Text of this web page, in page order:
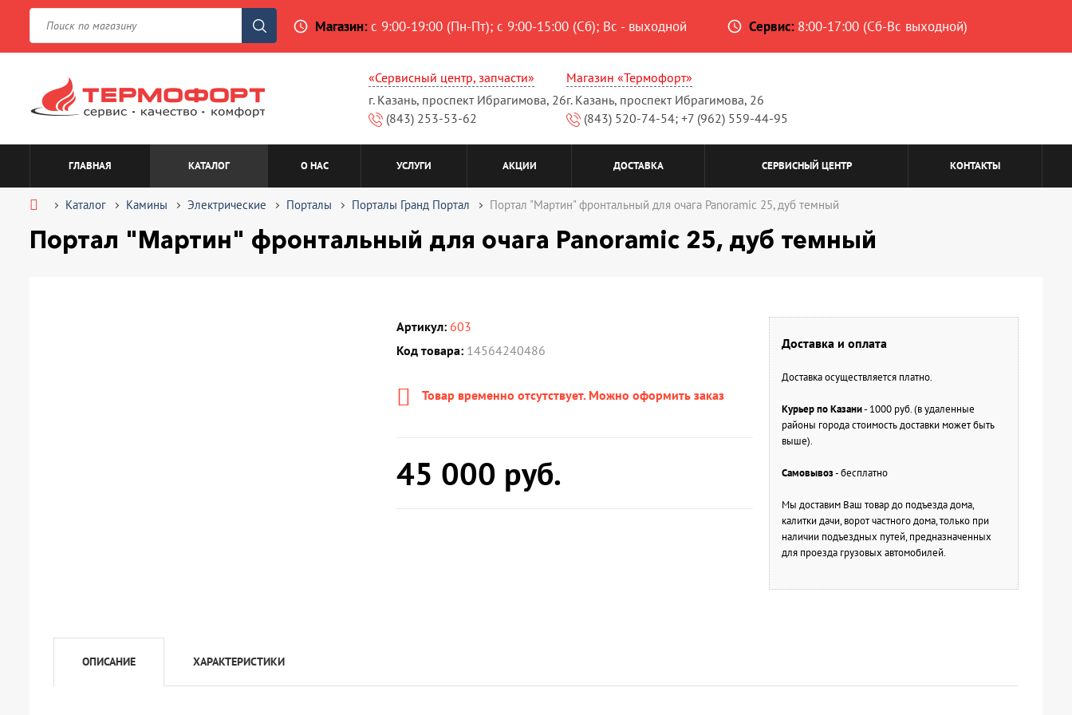
access_time Магазин:с 9:00-19:00 (Пн-Пт); с 9:00-15:00 (Сб); Вс - выходной access_time Сервис: 8:00-17:00 (Сб-Вс выходной)
«Сервисный центр, запчасти»
г. Казань, проспект Ибрагимова, 26
(843) 253-53-62
Магазин «Термофорт»
г. Казань, проспект Ибрагимова, 26
(843) 520-74-54; +7 (962) 559-44-95
ГЛАВНАЯ КАТАЛОГ О НАС УСЛУГИ АКЦИИ ДОСТАВКА СЕРВИСНЫЙ ЦЕНТР КОНТАКТЫ
Каталог Камины Электрические Порталы Порталы Гранд Портал Портал "Мартин" фронтальный для очага Panoramic 25, дуб темный
Портал "Мартин" фронтальный для очага Panoramic 25, дуб темный
Артикул: 603
Код товара: 14564240486
Товар временно отсутствует. Можно оформить заказ
45 000 руб.
Доставка и оплата
Доставка осуществляется платно.
Курьер по Казани- 1000 руб. (в удаленные
районы города стоимость доставки может быть
выше).
Самовывоз- бесплатно
Мы доставим Ваш товар до подъезда дома,
калитки дачи, ворот частного дома, только при
наличии подъездных путей, предназначенных
для проезда грузовых автомобилей.
ОПИСАНИЕ ХАРАКТЕРИСТИКИ